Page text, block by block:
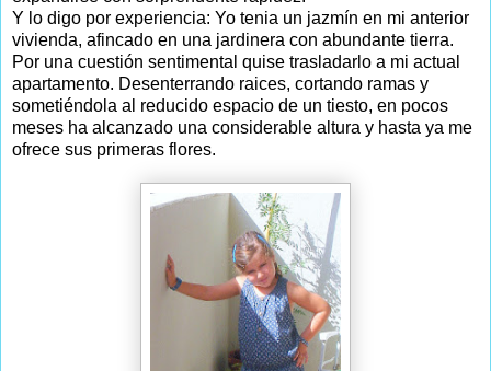
Y lo digo por experiencia: Yo tenia un jazmín en mi anterior
vivienda, afincado en una jardinera con abundante tierra.
Por una cuestión sentimental quise trasladarlo a mi actual
apartamento. Desenterrando raices, cortando ramas y
sometiéndola al reducido espacio de un tiesto, en pocos
meses ha alcanzado una considerable altura y hasta ya me
ofrece sus primeras flores.